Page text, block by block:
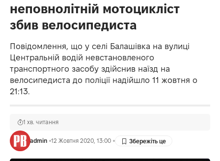
неповнолітній мотоцикліст
збив велосипедиста
Повідомлення, що у селі Балашівка на вулиці
Центральній водій невстановленого
транспортного засобу здійснив наїзд на
велосипедиста до поліції надійшло 11 жовтня о
21:13.
admin 12 Жовтня 2020, 13:00
1 хв. читання